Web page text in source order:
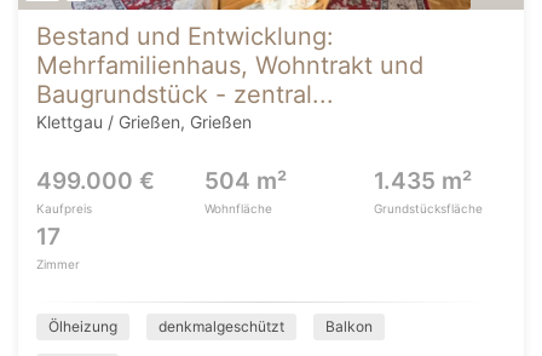
Bestand und Entwicklung:
Mehrfamilienhaus, Wohntrakt und
Baugrundstück - zentral...
Klettgau / Grießen, Grießen
499.000 €
Kaufpreis
504 m²
Wohnfläche
1.435 m²
Grundstücksfläche
17
Zimmer
Ölheizung denkmalgeschützt Balkon